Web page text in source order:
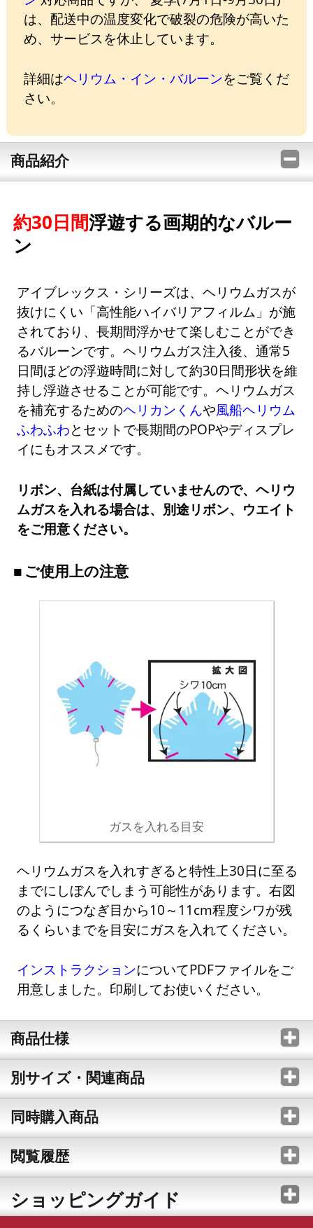
は、配送中の温度変化で破裂の危険が高いた
め、サービスを休止しています。
詳細はヘリウム・イン・バルーンをご覧くだ
さい。
商品紹介
約30日間浮遊する画期的なバルー
ン
アイブレックス・シリーズは、ヘリウムガスが
抜けにくい「高性能ハイバリアフィルム」が施
されており、長期間浮かせて楽しむことができ
るバルーンです。ヘリウムガス注入後、通常5
日間ほどの浮遊時間に対して約30日間形状を維
持し浮遊させることが可能です。ヘリウムガス
を補充するためのヘリカンくんや風船ヘリウム
ふわふわとセットで長期間のPOPやディスプレ
イにもオススメです。
リボン、台紙は付属していませんので、ヘリウ
ムガスを入れる場合は、別途リボン、ウエイト
をご用意ください。
ご使用上の注意
ガスを入れる目安
ヘリウムガスを入れすぎると特性上30日に至る
までにしぼんでしまう可能性があります。右図
のようにつなぎ目から10～11cm程度シワが残
るくらいまでを目安にガスを入れてください。
インストラクションについてPDFファイルをご
用意しました。印刷してお使いください。
商品仕様
別サイズ・関連商品
同時購入商品
閲覧履歴
ショッピングガイド